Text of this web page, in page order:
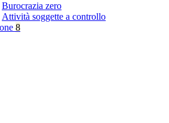
Burocrazia zero
Attività soggette a controllo
8